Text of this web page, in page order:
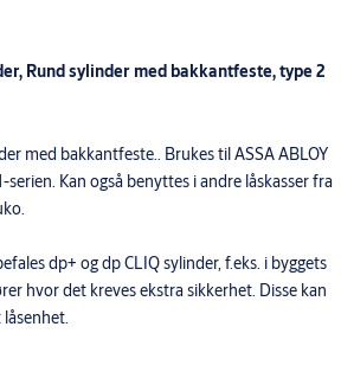
Rund sylinder med bakkantfeste, type 2
med bakkantfeste.. Brukes til ASSA ABLOY
serien. Kan også benyttes i andre låskasser fra
dp+ og dp CLIQ sylinder, f.eks. i byggets
hvor det kreves ekstra sikkerhet. Disse kan